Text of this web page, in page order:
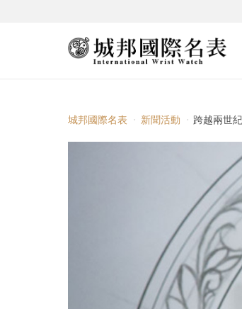
城邦國際名表 新聞活動 跨越兩世